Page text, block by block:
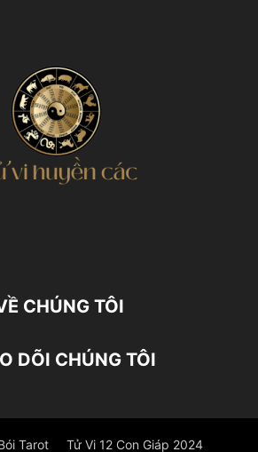
CHÚNG TÔI
DÕI CHÚNG TÔI
Tarot Tử Vi 12 Con Giáp 2024